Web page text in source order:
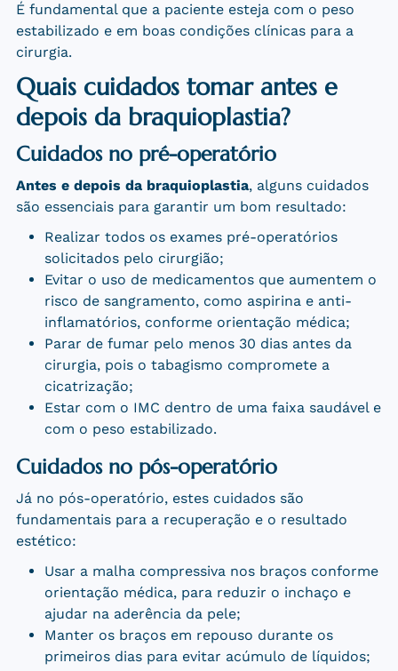
É fundamental que a paciente esteja com o peso
estabilizado e em boas condições clínicas para a
cirurgia.
Quais cuidados tomar antes e
depois da braquioplastia?
Cuidados no pré-operatório
Antes e depois da braquioplastia, alguns cuidados
são essenciais para garantir um bom resultado:
Realizar todos os exames pré-operatórios
solicitados pelo cirurgião;
Evitar o uso de medicamentos que aumentem o
risco de sangramento, como aspirina e anti-
inflamatórios, conforme orientação médica;
Parar de fumar pelo menos 30 dias antes da
cirurgia, pois o tabagismo compromete a
cicatrização;
Estar com o IMC dentro de uma faixa saudável e
com o peso estabilizado.
Cuidados no pós-operatório
Já no pós-operatório, estes cuidados são
fundamentais para a recuperação e o resultado
estético:
Usar a malha compressiva nos braços conforme
orientação médica, para reduzir o inchaço e
ajudar na aderência da pele;
Manter os braços em repouso durante os
primeiros dias para evitar acúmulo de líquidos;